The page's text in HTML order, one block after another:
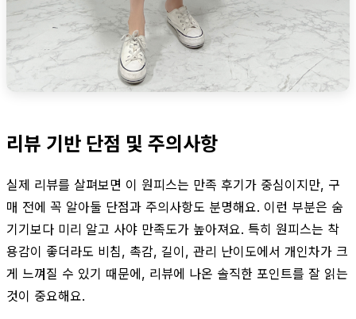
리뷰 기반 단점 및 주의사항
실제 리뷰를 살펴보면 이 원피스는 만족 후기가 중심이지만, 구
매 전에 꼭 알아둘 단점과 주의사항도 분명해요. 이런 부분은 숨
기기보다 미리 알고 사야 만족도가 높아져요. 특히 원피스는 착
용감이 좋더라도 비침, 촉감, 길이, 관리 난이도에서 개인차가 크
게 느껴질 수 있기 때문에, 리뷰에 나온 솔직한 포인트를 잘 읽는
것이 중요해요.